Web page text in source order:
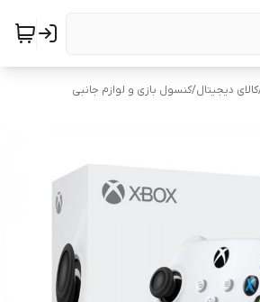
کالای دیجیتال/کنسول بازی و لوازم جانبی